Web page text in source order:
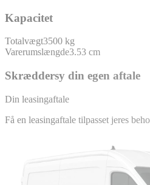
Kapacitet
Totalvægt3500 kg
Varerumslængde3.53 cm
Skræddersy din egen aftale
Din leasingaftale
Få en leasingaftale tilpasset jeres